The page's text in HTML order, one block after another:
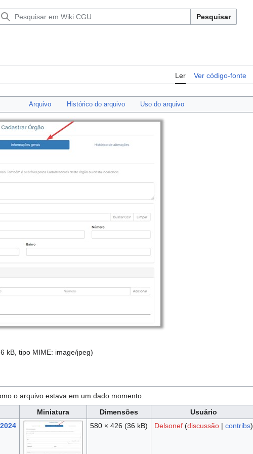
Pesquisar
Ler Ver código-fonte
Arquivo Histórico do arquivo Uso do arquivo
kB, tipo MIME: image/jpeg)
o arquivo estava em um dado momento.
Miniatura Dimensões Usuário
580 × 426 (36 kB) Delsonef (discussão| contribs)